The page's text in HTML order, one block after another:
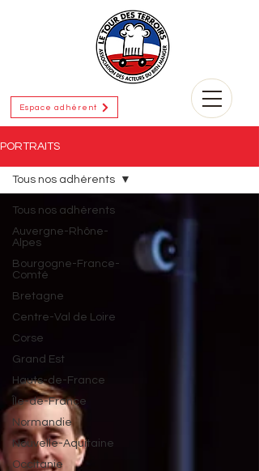
Espace adhérent
PORTRAITS
Tous nos adhérents
Auvergne-Rhône-
Alpes
Bourgogne-France-
Comté
Bretagne
Centre-Val de Loire
Corse
Grand Est
Hauts-de-France
Île-de-France
Normandie
Nouvelle-Aquitaine
Occitanie
Tous nos adhérents